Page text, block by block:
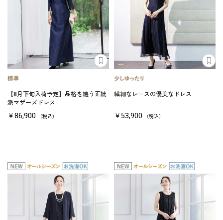
【8月下旬入荷予定】品格を纏う正統
派マザーズドレス
￥86,900 （税込）
繊細なレースの優美なドレス
￥53,900 （税込）